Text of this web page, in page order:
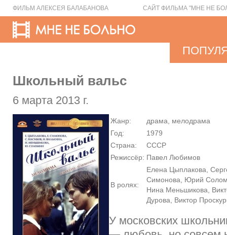
ФИЛЬМ АЛЕКСЕЯ БАЛАБАНОВА САЙТ ФИЛЬМА "МНЕ НЕ
Школьный вальс
6 марта 2013 г.
Жанр:
драма, мелодрама
Год:
1979
Страна:
СССР
Режиссёр: Павел Любимов
В ролях:
Елена Цыплакова,
Симонова, Юрий
Нина Меньшикова,
Дурова, Виктор
У московских